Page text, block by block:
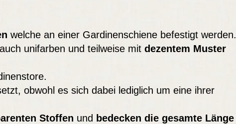
welche an einer Gardinenschiene befestigt werden.
unifarben und teilweise mit dezentem Muster
obwohl es sich dabei lediglich um eine ihrer
Stoffen und bedecken die gesamte Länge